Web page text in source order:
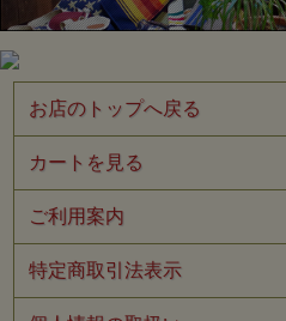
お店のトップへ戻る
カートを見る
ご利用案内
特定商取引法表示